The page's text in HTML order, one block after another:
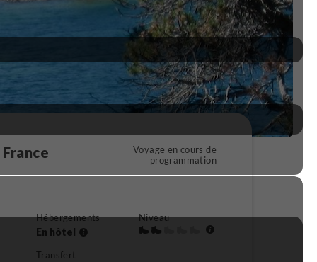
Voyage en cours de
programmation
Hébergements
En hôtel
Niveau
Transfert